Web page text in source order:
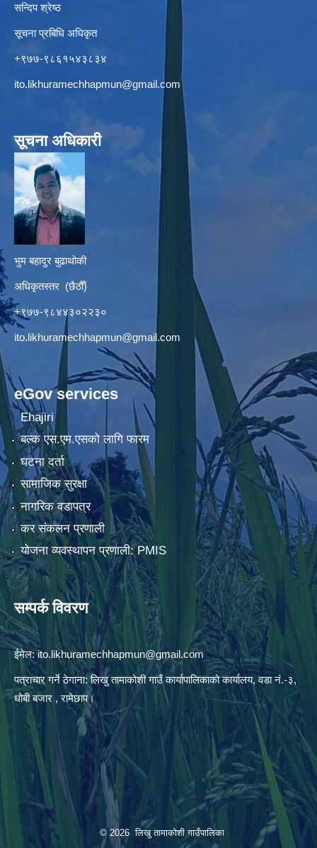
सन्दिप श्रेष्ठ
सूचना प्रबिधि अधिकृत
+९७७-९८६१५४३८३४
ito.likhuramechhapmun@gmail.com
सूचना अधिकारी
भुम बहादुर बुढाथोकी
अधिकृतस्तर (छैठौँ)
+९७७-९८४४३०२२३०
ito.likhuramechhapmun@gmail.com
eGov services
Ehajiri
बल्क एस.एम.एसको लागि फारम
घटना दर्ता
सामाजिक सुरक्षा
नागरिक वडापत्र
कर संकलन प्रणाली
योजना व्यवस्थापन प्रणाली: PMIS
सम्पर्क विवरण
ईमेल:ito.likhuramechhapmun@gmail.com
पत्राचार गर्ने ठेगाना: लिखु तामाकोशी गाउँ कार्यापालिकाको कार्यालय, वडा नं.-३,
धोबी बजार , रामेछाप।
© 2026 लिखु तामाकोशी गाउँपालिका